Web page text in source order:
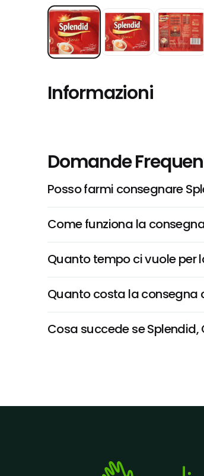
Informazioni
Domande
Posso farmi consegnare
Come funziona la
Quanto tempo ci vuole per
Quanto costa la consegna
Cosa succede se